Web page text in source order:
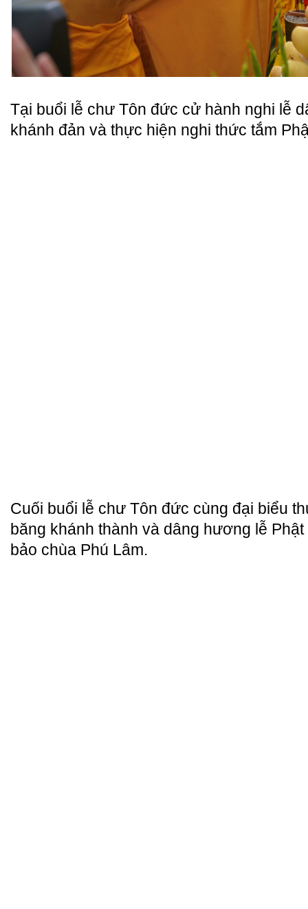
Tại buổi lễ chư Tôn đức cử hành nghi lễ
khánh đản và thực hiện nghi thức tắm
Cuối buổi lễ chư Tôn đức cùng đại biểu
băng khánh thành và dâng hương lễ Phật
bảo chùa Phú Lâm.